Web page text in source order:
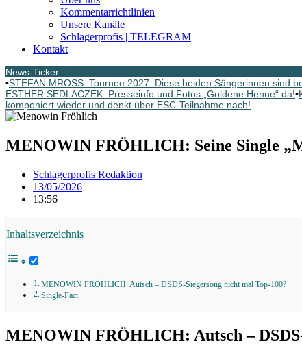
Kommentarrichtlinien
Unsere Kanäle
Schlagerprofis | TELEGRAM
Kontakt
News-Ticker
•STEFAN MROSS: Tournee 2027: Diese beiden Sängerinnen sind
ESTHER SEDLACZEK: Presseinfo und Fotos „Goldene Henne“ da!•
komponiert wieder und denkt über ESC-Teilnahme nach!
MENOWIN FRÖHLICH: Seine Single
Schlagerprofis Redaktion
13/05/2026
13:56
Inhaltsverzeichnis
MENOWIN FRÖHLICH: Autsch – DSDS-Siegersong nicht mal Top-100?
Single-Fact
MENOWIN FRÖHLICH: Autsch –